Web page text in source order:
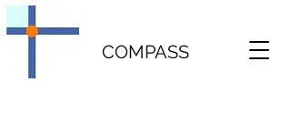
COMPASS